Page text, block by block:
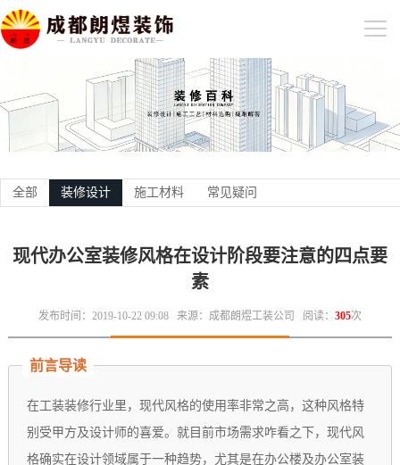
全部 装修设计 施工材料 常见疑问
现代办公室装修风格在设计阶段要注意的四点要
素
发布时间：2019-10-22 09:08 来源：成都朗煜工装公司 阅读： 305次
前言导读
在工装装修行业里，现代风格的使用率非常之高，这种风格特
别受甲方及设计师的喜爱。就目前市场需求咋看之下，现代风
格确实在设计领域属于一种趋势，尤其是在办公楼及办公室装